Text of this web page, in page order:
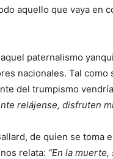
aquello que vaya en
paternalismo
nacionales. Tal como
del trumpismo
relájense, disfruten
de quien se
relata: “En la